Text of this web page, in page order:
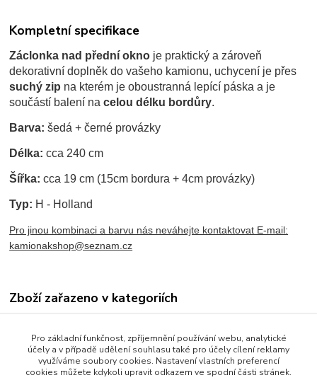
Kompletní specifikace
Záclonka nad přední okno je praktický a zároveň
dekorativní doplněk do vašeho kamionu, uchycení je přes
suchý zip na kterém je oboustranná lepící páska a je
součástí balení nacelou délku bordůry.
Barva: šedá + černé provázky
Délka:cca 240 cm
Šířka: cca 19 cm (15cm bordura + 4cm provázky)
Typ: H - Holland
Pro jinou kombinaci a barvu nás neváhejte kontaktovat E-mail:
kamionakshop@seznam.cz
Zboží zařazeno v kategoriích
Bordury na přední okno
Bordura typ "H"
Pro základní funkčnost, zpříjemnění používání webu, analytické
účely a v případě udělení souhlasu také pro účely cílení reklamy
využíváme soubory cookies. Nastavení vlastních preferencí
cookies můžete kdykoli upravit odkazem ve spodní části stránek.